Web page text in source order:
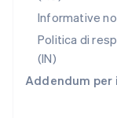
Informative
Politica di
(IN)
Addendum
EnglishItaliano
Spagna
Español
EnglishEspañol